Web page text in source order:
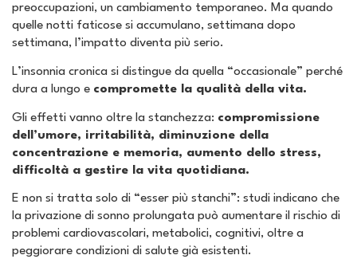
preoccupazioni, un cambiamento temporaneo. Ma quando
quelle notti faticose si accumulano, settimana dopo
settimana, l’impatto diventa più serio.
L’insonnia cronica si distingue da quella “occasionale” perché
dura a lungo e compromette la qualità della vita.
Gli effetti vanno oltre la stanchezza: compromissione
dell’umore, irritabilità, diminuzione della
concentrazione e memoria, aumento dello stress,
difficoltà a gestire la vita quotidiana.
E non si tratta solo di “esser più stanchi”: studi indicano che
la privazione di sonno prolungata può aumentare il rischio di
problemi cardiovascolari, metabolici, cognitivi, oltre a
peggiorare condizioni di salute già esistenti.